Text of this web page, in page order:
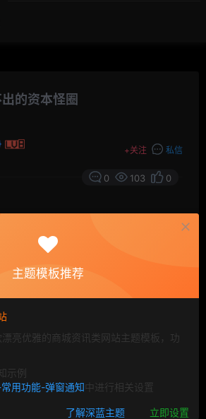
的资本怪圈
+关注 私信
0 103 0
对手林立，继续烧钱——烧到肉疼，
烧钱——美股不行，A股圈钱……
并，让我们至少看到两件事。
的公开内部信有几点可琢磨：
主题模板推荐
亮优雅的商城资讯类网站主题模板，功
示例
用功能-弹窗通知中进行相关设置
了解深蓝主题 立即设置